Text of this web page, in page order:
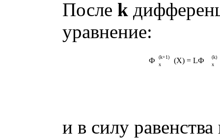
После k
уравнение:
Ф
(k+1)
x
(X) = LФ
(k)
x
и в силу